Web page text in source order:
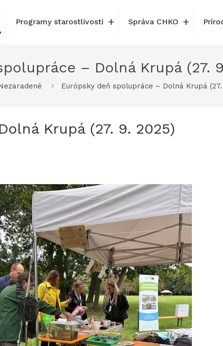
Programy starostlivosti Správa CHKO
– Dolná Krupá (27.
Európsky deň spolupráce – Dolná Krupá (27.
Krupá (27. 9. 2025)